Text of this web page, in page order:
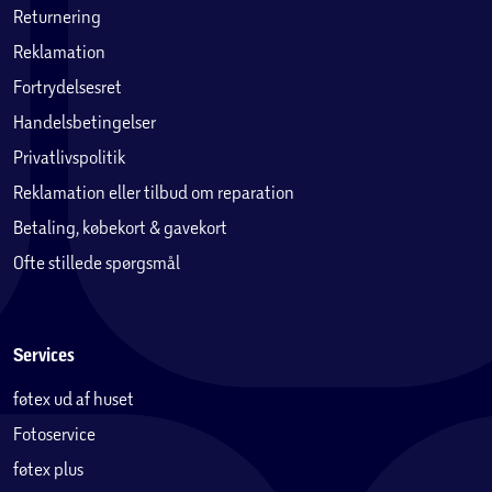
Juridisk tekst
Tilbehør sælges separat, og udbuddet kan variere.
hentes i App Store. Udbuddet kan variere.
Tredjepartssoftware sælges separat.
Skærmen har afrundede hjørner. Målt som et rektangel er
skærmen på 8,3" iPad mini 8,3" diagonalt. Det faktiske
visningsområde er mindre.
Batteritiden afhænger af brug og konfiguration. Læs
4Den faktiske kapacitet efter formatering er mindre og
påvirkes af mange forskellige faktorer.
Lagerpladsen kan variere afhængigt af softwareversion,
Returnering
Reklamation
Fortrydelsesret
Handelsbetingelser
Privatlivspolitik
Reklamation eller tilbud om reparation
Betaling, købekort & gavekort
Ofte stillede spørgsmål
Services
føtex ud af huset
Fotoservice
føtex plus